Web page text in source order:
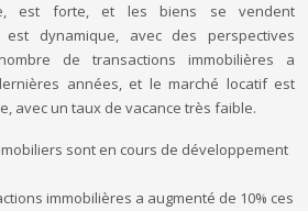
est forte, et les biens se vendent
dynamique, avec des perspectives
de transactions immobilières a
années, et le marché locatif est
avec un taux de vacance très faible.
sont en cours de développement
immobilières a augmenté de 10% ces